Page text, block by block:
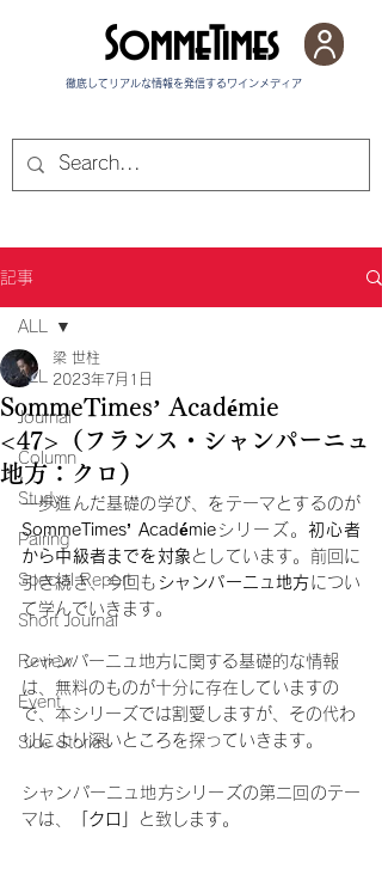
徹底してリアルな情報を発信する​ワインメディア
SommeTimes
記事
ALL
Journal
Column
Study
Pairing
Special Report
Short Journal
Review
Event
Side Stories
ALL
SommeTimes’ Académie
<47>（フランス・シャンパーニュ
地方：クロ）
梁 世柱
2023年7月1日
一歩進んだ基礎の学び、をテーマとするのが
SommeTimes’ Académie シリーズ。 初心者
から中級者までを対象 としています。前回に
引き続き、今回も シャンパーニュ地方につい
て学んでいきます。
シャンパーニュ地方に関する基礎的な情報
は、無料のものが十分に存在していますの
で、本シリーズでは割愛しますが、その代わ
りにより深いところを探っていきます。
シャンパーニュ地方シリーズの第二回のテー
マは、
「クロ」 と致します。